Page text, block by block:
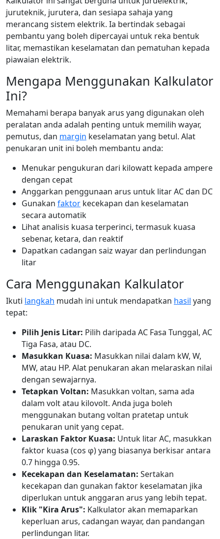
juruteknik, jurutera, dan sesiapa sahaja yang
merancang sistem elektrik. Ia bertindak sebagai
pembantu yang boleh dipercayai untuk reka bentuk
litar, memastikan keselamatan dan pematuhan kepada
piawaian elektrik.
Mengapa Menggunakan Kalkulator
Ini?
Memahami berapa banyak arus yang digunakan oleh
peralatan anda adalah penting untuk memilih wayar,
pemutus, dan margin keselamatan yang betul. Alat
penukaran unit ini boleh membantu anda:
Menukar pengukuran dari kilowatt kepada ampere
dengan cepat
Anggarkan penggunaan arus untuk litar AC dan DC
Gunakan faktor kecekapan dan keselamatan
secara automatik
Lihat analisis kuasa terperinci, termasuk kuasa
sebenar, ketara, dan reaktif
Dapatkan cadangan saiz wayar dan perlindungan
litar
Cara Menggunakan Kalkulator
Ikuti langkah mudah ini untuk mendapatkan hasil yang
tepat:
Pilih Jenis Litar: Pilih daripada AC Fasa Tunggal, AC
Tiga Fasa, atau DC.
Masukkan Kuasa: Masukkan nilai dalam kW, W,
MW, atau HP. Alat penukaran akan melaraskan nilai
dengan sewajarnya.
Tetapkan Voltan: Masukkan voltan, sama ada
dalam volt atau kilovolt. Anda juga boleh
menggunakan butang voltan pratetap untuk
penukaran unit yang cepat.
Laraskan Faktor Kuasa: Untuk litar AC, masukkan
faktor kuasa (cos φ) yang biasanya berkisar antara
0.7 hingga 0.95.
Kecekapan dan Keselamatan: Sertakan
kecekapan dan gunakan faktor keselamatan jika
diperlukan untuk anggaran arus yang lebih tepat.
Klik "Kira Arus": Kalkulator akan memaparkan
keperluan arus, cadangan wayar, dan pandangan
perlindungan litar.